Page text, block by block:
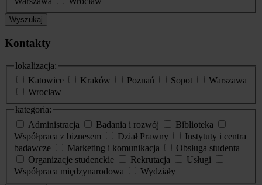
Wyszukaj
Kontakty
lokalizacja:
Katowice
Kraków Poznań Sopot
Warszawa
Wrocław
kategoria:
Administracja
Badania i rozwój
Biblioteka
Współpraca z biznesem
Dział Prawny
Instytuty i centra
badawcze
Marketing i komunikacja
Obsługa studenta
Organizacje studenckie
Rekrutacja
Usługi
Współpraca międzynarodowa
Wydziały